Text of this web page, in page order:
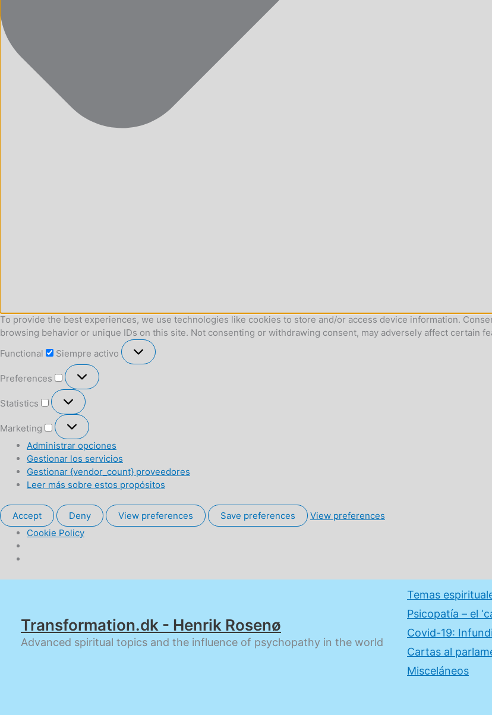
To provide the best experiences, we use technologies like cookies to store and/or access device information.
browsing behavior or unique IDs on this site. Not consenting or withdrawing consent, may adversely affect certain
Functional
Siempre activo
Preferences
Preferences
Statistics
Statistics
Marketing
Marketing
Administrar opciones
Gestionar los servicios
Gestionar {vendor_count} proveedores
Leer más sobre estos propósitos
Accept Deny View preferences Save preferences
View preferences
Cookie Policy
Transformation.dk - Henrik Rosenø
Advanced spiritual topics and the influence of psychopathy in the world
Temas
Psicopatía – el
Covid-19:
Cartas al
Misceláneos